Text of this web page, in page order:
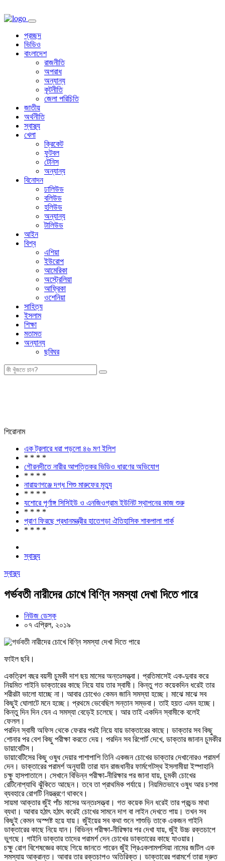
প্রচ্ছদ
ভিডিও
বাংলাদেশ
রাজনীতি
অপরাধ
অন্যান্য
কূটনীতি
জেলা পরিচিতি
জাতীয়
অর্থনীতি
স্বাস্থ্য
খেলা
ক্রিকেট
ফুটবল
টেনিস
অন্যান্য
বিনোদন
ঢালিউড
বলিউড
হলিউড
অন্যান্য
টালিউড
আইন
বিশ্ব
এশিয়া
ইউরোপ
আমেরিকা
অস্ট্রেলিয়া
আফ্রিকা
ওশেনিয়া
সাহিত্য
ইসলাম
শিক্ষা
মতামত
অন্যান্য
ছবিঘর
শিরোনাম
এক ট্রলারে ধরা পড়লো ৪৬ মণ ইলিশ
* * * *
গৌরনদীতে নারীর আপত্তিকর ভিডিও ধারণের অভিযোগ
* * * *
নারায়ণগঞ্জে দগ্ধ শিশু মারুফের মৃত্যু
* * * *
যশোরে পূর্ণাঙ্গ সিসিইউ ও এনজিওগ্রাম ইউনিট স্থাপনের কাজ শুরু
* * * *
প্রাণ ফিরছে প্রধানমন্ত্রীর হাতেগড়া ঐতিহাসিক শাকপালা পার্ক
* * * *
স্বাস্থ্য
স্বাস্থ্য
গর্ভবতী নারীদের চোখে বিণ্নি সমস্যা দেখা দিতে পারে
নিউজ ডেস্ক
০৭ এপ্রিল, ২০১৯
ফাইল ছবি।
একত্রিশ বছর বয়সী চুমকী দাশ ছয় মাসের অন্তঃসত্ত্বা। প্রতিমাসেই এক-দুবার করে
নিয়মিত গাইনি ডাক্তারের কাছে নিয়ে যায় তার স্বামী। কিন্তু গত কয়েকদিন ধরেই তার
শরীরটা ভালো যাচ্ছে না। আবার চোখেও কেমন জানি সমস্যা হচ্ছে। মাঝে মাঝে সব
কিছুই ঘোলাটে মনে হচ্ছে। প্রথমে ভেবেছিল সন্তান সম্ভবা। তাই হয়ত এমন হচ্ছে।
কিন্তু দিন দিন যেন এ সমস্যা বেড়েই চলেছে। আর তাই একদিন স্বামীকে বলেই
ফেলল।
পরদিন স্বামী অফিস থেকে ফেরার পরই নিয়ে যায় ডাক্তারের কাছে। ডাক্তার সব কিছু
শোনার পর বেশ কিছু পরীক্ষা করতে দেয়। পরদিন সব রিপোর্ট দেখে, ডাক্তার জানান চুমকীর
ডায়াবেটিস।
ডায়াবেটিসের কিছু ওষুধ দেয়ার পাশাপাশি তিনি একজন চোখের ডাক্তার দেখানোরও পরামর্শ
দেন। ডাক্তারের পরামর্শ অনুযায়ী তারা যান রাজধানীর ফার্মগেটস্থ ইসলামীয়া ইস্পাহানি
চক্ষু হাসপাতালে। সেখানে বিভিন্ন পরীক্ষা-নীরিক্ষার পর জানা যায়, চুমকী চোখের
রেটিনোপ্যাথি ঝুঁকিতে আছেন। তবে তা প্রাথমিক পর্যায়ে। নিয়মিতভাবে ওষুধ আর চশমা
ব্যবহারে রোগটি নিয়ন্ত্রণে থাকবে।
সায়মা আক্তার জুঁই পাঁচ মাসের অন্তঃসত্ত্বা। গত কয়েক দিন ধরেই তার প্রচন্ড মাথা
ব্যথা। আবার হঠাৎ হঠাৎ করেই চোখের সামনে দাগ বা লাইন দেখতে পায়। তখন সব
কিছুই কেমন অস্পষ্ট হয়ে যায়। জুঁইয়ের সব কথা শুনে শাশুড়ি তাকে একজন গাইনি
ডাক্তারের কাছে নিয়ে যান। বিভিন্ন পরীক্ষা-নীরিক্ষার পর দেখা যায়, জুঁই উচ্চ রক্তচাপে
ভুগছে। গাইনি ডাক্তার তাদের পরামর্শ দেন চোখের ডাক্তারের কাছে যাওয়ার।
চক্ষু রোগ বিশেষজ্ঞের কাছে গিয়ে জানতে পারেন জুঁই প্রিএকলামপসিয়া নামের জটিল এক
সমস্যায় আক্রান্ত। আবার তার রক্তচাপও অতিরিক্ত। ডাক্তারের পরামর্শে তারা দ্রুত